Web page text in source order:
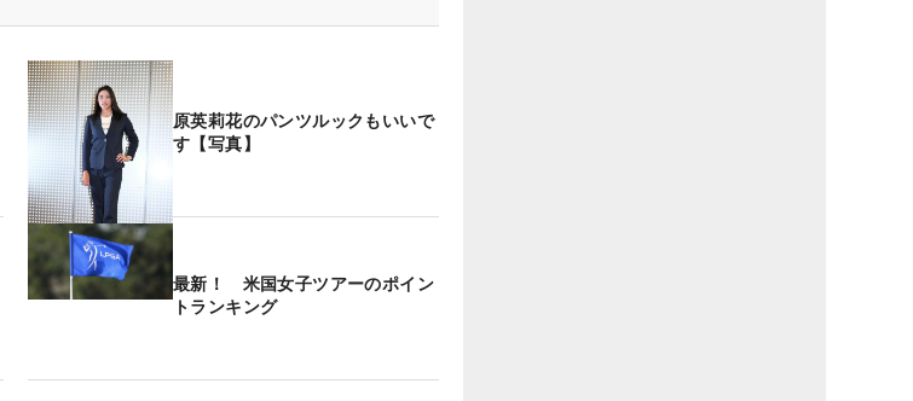
原英莉花のパンツルックもいいで
す【写真】
最新！ 米国女子ツアーのポイン
トランキング